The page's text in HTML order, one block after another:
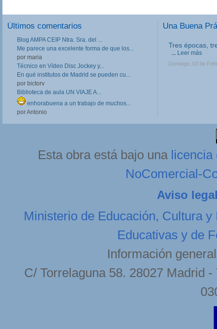
Últimos comentarios
Blog AMPA CEIP Ntra. Sra. del ...
Me parece una excelente forma de que los...
por maria
Técnico en Vídeo Disc Jockey y...
En qué institutos de Madrid se pueden cu...
por bictorv
Biblioteca de aula UN VIAJE A...
enhorabuena a un trabajo de muchos...
por Antonio
Una Buena
Tres épocas,
... Leer más
Domingo, 03 de
Esta obra está bajo una licencia
NoComercial-
Aviso
Ministerio de Educación, Cultura y
Educativas y de
Información
C/ Torrelaguna 58. 28027 Madrid